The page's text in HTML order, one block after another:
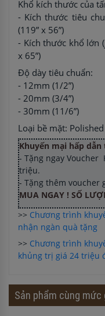
Khổ kích thước của
- Kích thước tiêu
(119” x 56”)
- Kích thước khổ lớn
x 65”)
Độ dày tiêu chuẩn:
- 12mm (1/2”)
- 20mm (3/4”)
- 30mm (11/6”)
Loại bề mặt: Polished
Khuyến mại hấp
- Tặng ngay Voucher
triệu.
- Tặng thêm voucher
MUA NGAY ! SỐ
>> Chương trình
nhận ngàn quà tặng
>> Chương trình
khủng trị giá 24 triệu
Sản phẩm cùng mức